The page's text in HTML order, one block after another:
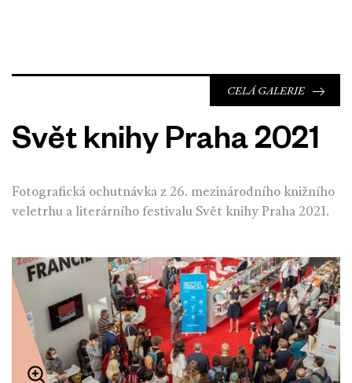
Svět knihy Praha 2021
Fotografická ochutnávka z 26. mezinárodního knižního
veletrhu a literárního festivalu Svět knihy Praha 2021.
CELÁ GALERIE